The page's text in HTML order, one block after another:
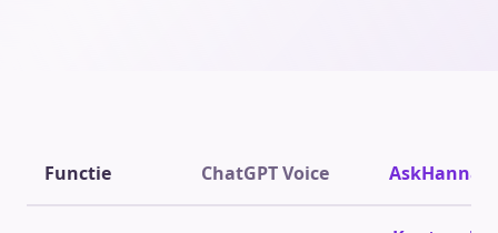
Functie ChatGPT Voice